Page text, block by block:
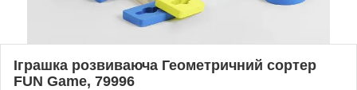
Іграшка розвиваюча Геометричний сортер
FUN Game, 79996